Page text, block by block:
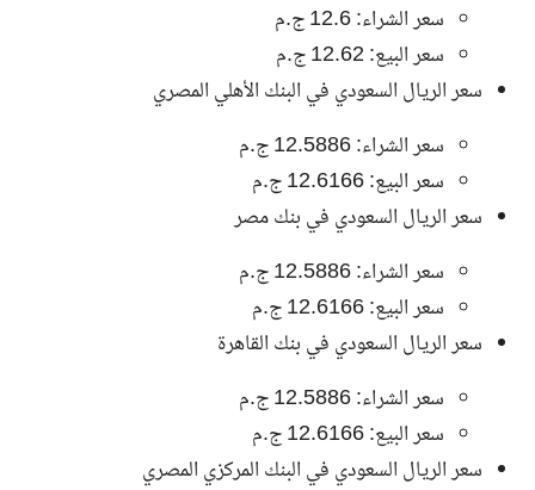
سعر الشراء: 12.6 ج.م
سعر البيع: 12.62 ج.م
سعر الريال السعودي في البنك الأهلي المصري
سعر الشراء: 12.5886 ج.م
سعر البيع: 12.6166 ج.م
سعر الريال السعودي في بنك مصر
سعر الشراء: 12.5886 ج.م
سعر البيع: 12.6166 ج.م
سعر الريال السعودي في بنك القاهرة
سعر الشراء: 12.5886 ج.م
سعر البيع: 12.6166 ج.م
سعر الريال السعودي في البنك المركزي المصري